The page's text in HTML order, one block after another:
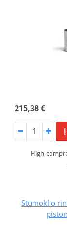
215,38 €
High-
Stūmoklio